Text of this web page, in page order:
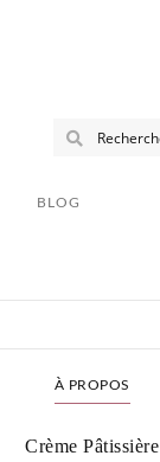
BLOG
À PROPOS
Crème Pâtissière